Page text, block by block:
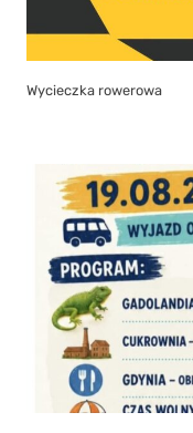
Wycieczka rowerowa